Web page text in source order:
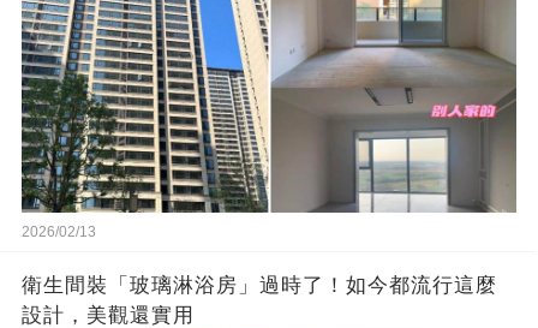
2026/02/13
衛生間裝「玻璃淋浴房」過時了！如今都流行這麼
設計，美觀還實用